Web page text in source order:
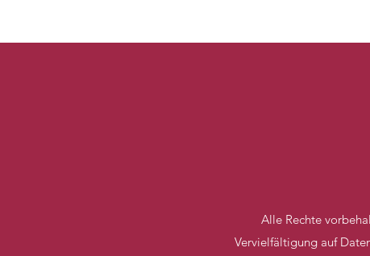
Alle Rechte
Vervielfältigung auf